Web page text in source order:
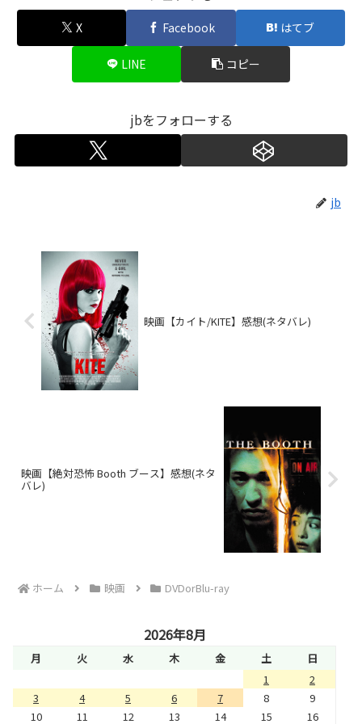
X Facebook はてブ
LINE コピー
jbをフォローする
jb
映画【カイト/KITE】感想(ネタバレ)
映画【絶対恐怖 Booth ブース】感想(ネタ
バレ)
ホーム 映画 DVDorBlu-ray
2026年8月
月 火 水 木 金 土
日
1
2
3
4 5 6 7 8
9
10
11 12 13 14 15 16